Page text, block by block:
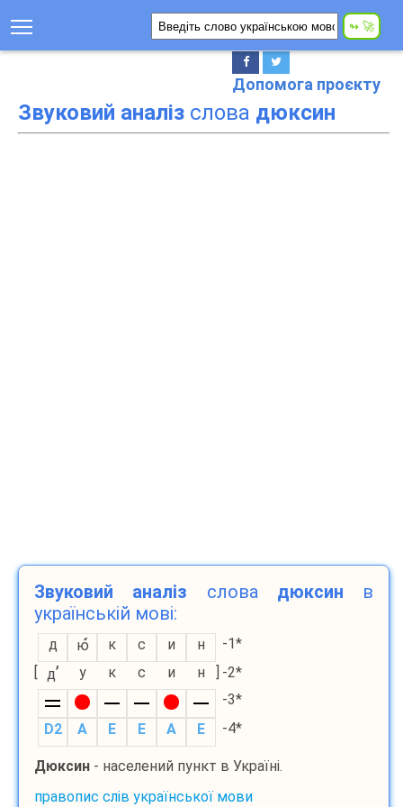
Допомога проєкту
Звуковий аналіз слова дюксин
Звуковий аналіз слова дюксин в
українській мові:
д ю к с и н
-1*
[ д’ у к с и н ] -2*
-3*
D2
A E E A E -4*
Дюксин - населений пункт в Україні.
правопис слів української мови